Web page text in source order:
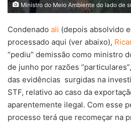
Ministro do Meio Ambiente do lado de
Condenado ali (depois absolvido
processado aqui (ver abaixo),
“pediu” demissão como ministro
de junho por razões
das evidências surgidas na
STF, relativo ao caso da
aparentemente ilegal. Com esse
processo terá que recomeçar na